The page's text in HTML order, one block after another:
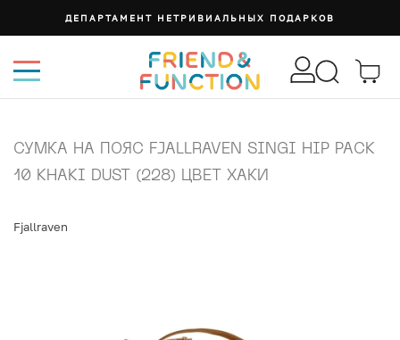
ДЕПАРТАМЕНТ НЕТРИВИАЛЬНЫХ ПОДАРКОВ
СУМКА НА ПОЯС FJALLRAVEN SINGI HIP PACK
10 KHAKI DUST (228) ЦВЕТ ХАКИ
Fjallraven